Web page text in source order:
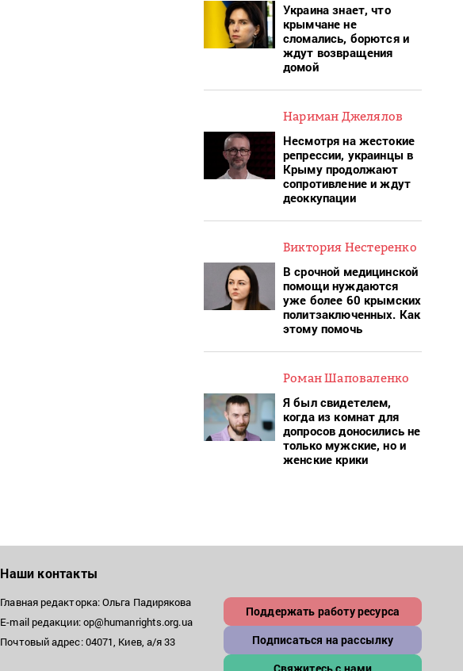
Украина знает, что
крымчане не
сломались, борются и
ждут возвращения
домой
Нариман Джелялов
Несмотря на жестокие
репрессии, украинцы в
Крыму продолжают
сопротивление и ждут
деоккупации
Виктория Нестеренко
В срочной медицинской
помощи нуждаются
уже более 60 крымских
политзаключенных. Как
этому помочь
Роман Шаповаленко
Я был свидетелем,
когда из комнат для
допросов доносились не
только мужские, но и
женские крики
Наши контакты
Главная редакторка: Ольга Падирякова
E-mail редакции: op@humanrights.org.ua
Почтовый адрес: 04071, Киев, а/я 33
Поддержать работу ресурса
Подписаться на рассылку
Свяжитесь с нами